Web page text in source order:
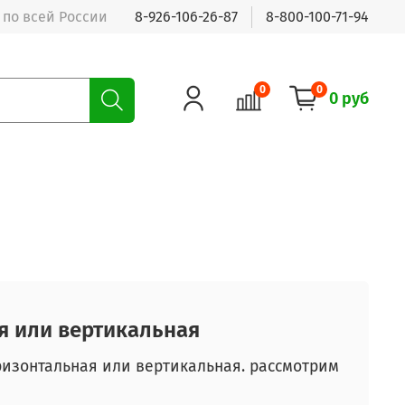
всей России 8-926-106-26-87 8-800-100-71-94
0 0 0 руб
или вертикальная
или вертикальная. рассмотрим